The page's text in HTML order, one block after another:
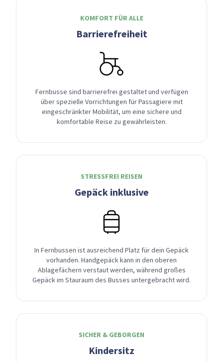
KOMFORT FÜR ALLE
Barrierefreiheit
Fernbusse sind barrierefrei gestaltet und verfügen
über spezielle Vorrichtungen für Passagiere mit
eingeschränkter Mobilität, um eine sichere und
komfortable Reise zu gewährleisten.
STRESSFREI REISEN
Gepäck inklusive
In Fernbussen ist ausreichend Platz für dein Gepäck
vorhanden. Handgepäck kann in den oberen
Ablagefächern verstaut werden, während großes
Gepäck im Stauraum des Busses untergebracht wird.
SICHER & GEBORGEN
Kindersitz